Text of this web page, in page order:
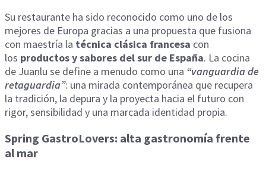
Su restaurante ha sido reconocido como uno de los
mejores de Europa gracias a una propuesta que fusiona
con maestría la técnica clásica francesa con
los productos y sabores del sur de España. La cocina
de Juanlu se define a menudo como una “vanguardia de
retaguardia”: una mirada contemporánea que recupera
la tradición, la depura y la proyecta hacia el futuro con
rigor, sensibilidad y una marcada identidad propia.
Spring GastroLovers: alta gastronomía frente
al mar